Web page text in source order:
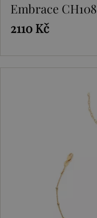
Embrace CH108
2110 Kč